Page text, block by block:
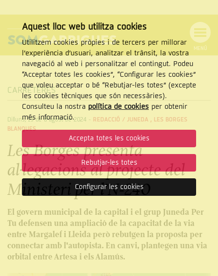
NAVEGACIÓ
MENÚ
Cercar
CERCAR
CARRETERES
Dilluns, 19 de d’agost de 2024 - REDACCIÓ / JUNEDA , LES BORGES
BLANQUES
Les Borges presenta
al·legacions al projecte del
Ministeri per l’N-240
El govern municipal de la capital i el grup Juneda Per
Tu defensen una ampliació de la capacitat de la via
entre Margalef i Lleida però rebutgen la proposta per
connectar amb l'autopista. En canvi, plantegen una via
orbital entre Artesa i els Alamús.
Aquest lloc web utilitza cookies
Utilitzem cookies pròpies i de tercers per millorar
l’experiència d’usuari, analitzar el trànsit, la vostra
navegació al web i personalitzar el contingut. Podeu
“Acceptar totes les cookies”, “Configurar les cookies”
que voleu acceptar o bé “Rebutjar-les totes” (excepte
les cookies tècniques que són necessàries).
Consulteu la nostra política de cookiesper obtenir
més informació.
Accepta totes les cookies
Rebutjar-les totes
Configurar les cookies